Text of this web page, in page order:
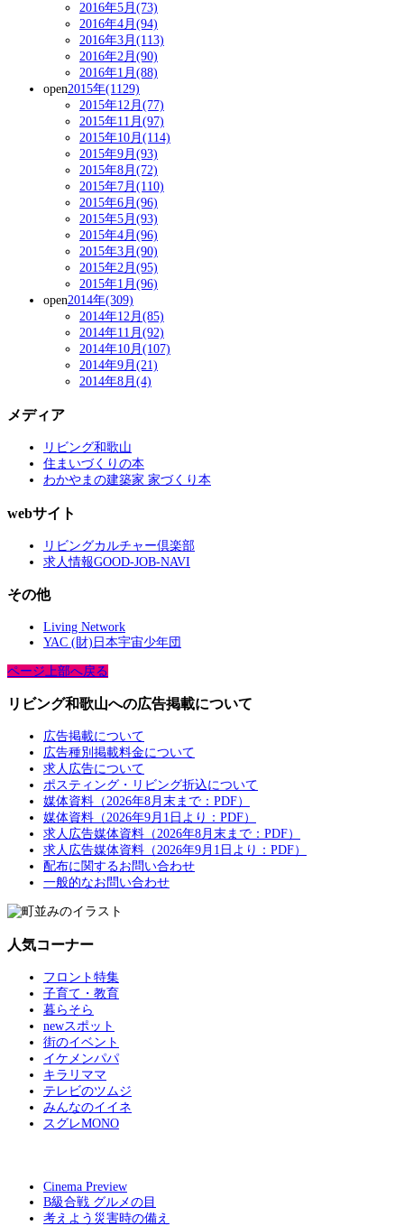
2016年5月(73)
2016年4月(94)
2016年3月(113)
2016年2月(90)
2016年1月(88)
open2015年(1129)
2015年12月(77)
2015年11月(97)
2015年10月(114)
2015年9月(93)
2015年8月(72)
2015年7月(110)
2015年6月(96)
2015年5月(93)
2015年4月(96)
2015年3月(90)
2015年2月(95)
2015年1月(96)
open2014年(309)
2014年12月(85)
2014年11月(92)
2014年10月(107)
2014年9月(21)
2014年8月(4)
メディア
リビング和歌山
住まいづくりの本
わかやまの建築家 家づくり本
webサイト
リビングカルチャー倶楽部
求人情報GOOD-JOB-NAVI
その他
Living Network
YAC (財)日本宇宙少年団
ページ上部へ戻る
リビング和歌山への広告掲載について
広告掲載について
広告種別掲載料金について
求人広告について
ポスティング・リビング折込について
媒体資料（2026年8月末まで：PDF）
媒体資料（2026年9月1日より：PDF）
求人広告媒体資料（2026年8月末まで：PDF）
求人広告媒体資料（2026年9月1日より：PDF）
配布に関するお問い合わせ
一般的なお問い合わせ
人気コーナー
フロント特集
子育て・教育
暮らそら
newスポット
街のイベント
イケメンパパ
キラリママ
テレビのツムジ
みんなのイイネ
スグレMONO
Cinema Preview
B級合戦 グルメの目
考えよう災害時の備え